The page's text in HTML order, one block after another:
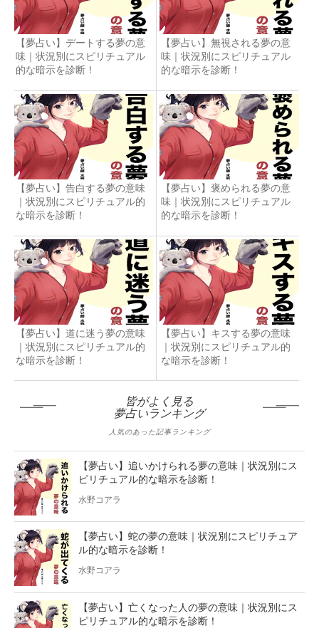
【夢占い】デートする夢の意
味｜状況別にスピリチュアル
的な暗示を診断！
【夢占い】無視される夢の意
味｜状況別にスピリチュアル
的な暗示を診断！
【夢占い】告白する夢の意味
｜状況別にスピリチュアル的
な暗示を診断！
【夢占い】褒められる夢の意
味｜状況別にスピリチュアル
的な暗示を診断！
【夢占い】道に迷う夢の意味
｜状況別にスピリチュアル的
な暗示を診断！
【夢占い】キスする夢の意味
｜状況別にスピリチュアル的
な暗示を診断！
皆がよく見る
夢占いランキング
人気のあった記事ランキング
【夢占い】追いかけられる夢の意味｜状況別にス
ピリチュアル的な暗示を診断！
水野コアラ
【夢占い】蛇の夢の意味｜状況別にスピリチュア
ル的な暗示を診断！
水野コアラ
【夢占い】亡くなった人の夢の意味｜状況別にス
ピリチュアル的な暗示を診断！